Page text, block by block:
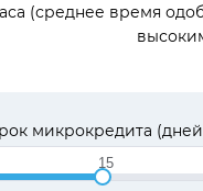
(среднее время
микрокредита